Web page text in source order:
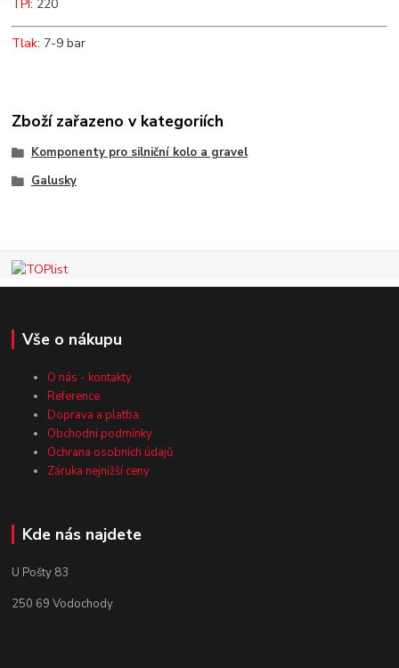
TPI: 220
Tlak: 7-9 bar
Zboží zařazeno v kategoriích
Komponenty pro silniční kolo a gravel
Galusky
Vše o nákupu
O nás - kontakty
Reference
Doprava a platba
Obchodní podmínky
Ochrana osobních údajů
Záruka nejnižší ceny
Kde nás najdete
U Pošty 83
250 69 Vodochody